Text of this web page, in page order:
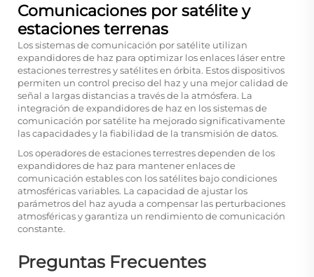
Comunicaciones por satélite y
estaciones terrenas
Los sistemas de comunicación por satélite utilizan
expandidores de haz para optimizar los enlaces láser entre
estaciones terrestres y satélites en órbita. Estos dispositivos
permiten un control preciso del haz y una mejor calidad de
señal a largas distancias a través de la atmósfera. La
integración de expandidores de haz en los sistemas de
comunicación por satélite ha mejorado significativamente
las capacidades y la fiabilidad de la transmisión de datos.
Los operadores de estaciones terrestres dependen de los
expandidores de haz para mantener enlaces de
comunicación estables con los satélites bajo condiciones
atmosféricas variables. La capacidad de ajustar los
parámetros del haz ayuda a compensar las perturbaciones
atmosféricas y garantiza un rendimiento de comunicación
constante.
Preguntas Frecuentes